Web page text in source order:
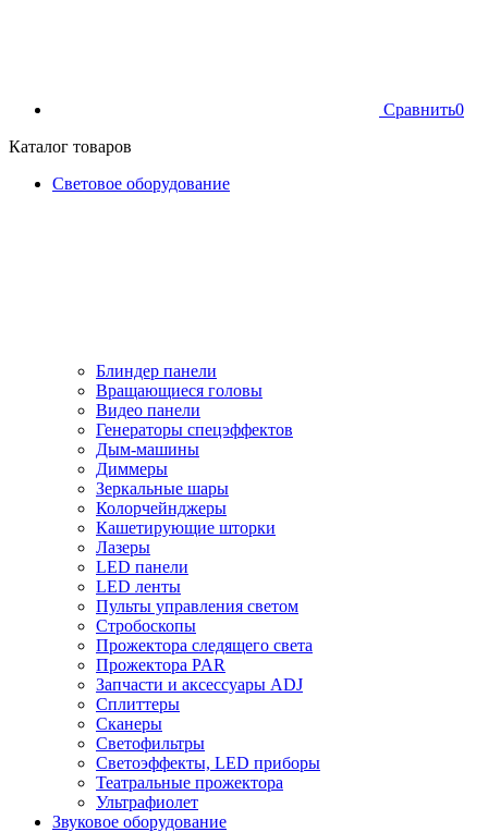
Сравнить0
Каталог товаров
Световое оборудование
Блиндер панели
Вращающиеся головы
Видео панели
Генераторы спецэффектов
Дым-машины
Диммеры
Зеркальные шары
Колорчейнджеры
Кашетирующие шторки
Лазеры
LED панели
LED ленты
Пульты управления светом
Стробоскопы
Прожектора следящего света
Прожектора PAR
Запчасти и аксессуары ADJ
Сплиттеры
Сканеры
Светофильтры
Светоэффекты, LED приборы
Театральные прожектора
Ультрафиолет
Звуковое оборудование